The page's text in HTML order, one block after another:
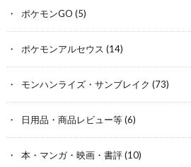
ポケモンGO (5)
ポケモンアルセウス (14)
モンハンライズ・サンブレイク (73)
日用品・商品レビュー等(6)
本・マンガ・映画・書評(10)